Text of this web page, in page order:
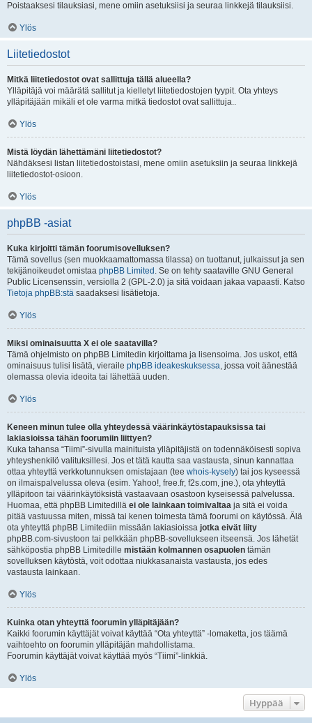
Poistaaksesi tilauksiasi, mene omiin asetuksiisi ja seuraa linkkejä tilauksiisi.
Ylös
Liitetiedostot
Mitkä liitetiedostot ovat sallittuja tällä alueella?
Ylläpitäjä voi määrätä sallitut ja kielletyt liitetiedostojen tyypit. Ota yhteys
ylläpitäjään mikäli et ole varma mitkä tiedostot ovat sallittuja..
Ylös
Mistä löydän lähettämäni liitetiedostot?
Nähdäksesi listan liitetiedostoistasi, mene omiin asetuksiin ja seuraa linkkejä
liitetiedostot-osioon.
Ylös
phpBB -asiat
Kuka kirjoitti tämän foorumisovelluksen?
Tämä sovellus (sen muokkaamattomassa tilassa) on tuottanut, julkaissut ja sen
tekijänoikeudet omistaa phpBB Limited . Se on tehty saataville GNU General
Public Licensenssin, versiolla 2 (GPL-2.0) ja sitä voidaan jakaa vapaasti. Katso
Tietoja phpBB:stä saadaksesi lisätietoja.
Ylös
Miksi ominaisuutta X ei ole saatavilla?
Tämä ohjelmisto on phpBB Limitedin kirjoittama ja lisensoima. Jos uskot, että
ominaisuus tulisi lisätä, vieraile phpBB ideakeskuksessa, jossa voit äänestää
olemassa olevia ideoita tai lähettää uuden.
Ylös
Keneen minun tulee olla yhteydessä väärinkäytöstapauksissa tai
lakiasioissa tähän foorumiin liittyen?
Kuka tahansa “Tiimi”-sivulla mainituista ylläpitäjistä on todennäköisesti sopiva
yhteyshenkilö valituksillesi. Jos et tätä kautta saa vastausta, sinun kannattaa
ottaa yhteyttä verkkotunnuksen omistajaan (tee whois-kysely) tai jos kyseessä
on ilmaispalvelussa oleva (esim. Yahoo!, free.fr, f2s.com, jne.), ota yhteyttä
ylläpitoon tai väärinkäytöksistä vastaavaan osastoon kyseisessä palvelussa.
Huomaa, että phpBB Limitedillä ei ole lainkaan toimivaltaa ja sitä ei voida
pitää vastuussa miten, missä tai kenen toimesta tämä foorumi on käytössä. Älä
ota yhteyttä phpBB Limitediin missään lakiasioissa jotka eivät liity
phpBB.com-sivustoon tai pelkkään phpBB-sovellukseen itseensä. Jos lähetät
sähköpostia phpBB Limitedille mistään kolmannen osapuolen tämän
sovelluksen käytöstä, voit odottaa niukkasanaista vastausta, jos edes
vastausta lainkaan.
Ylös
Kuinka otan yhteyttä foorumin ylläpitäjään?
Kaikki foorumin käyttäjät voivat käyttää “Ota yhteyttä” -lomaketta, jos täämä
vaihtoehto on foorumin ylläpitäjän mahdollistama.
Foorumin käyttäjät voivat käyttää myös “Tiimi”-linkkiä.
Ylös
Hyppää